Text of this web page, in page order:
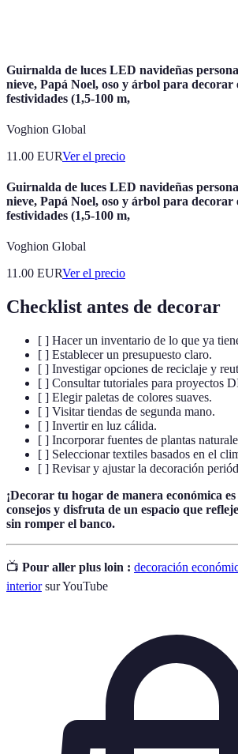
Guirnalda de luces LED navideñas
nieve, Papá Noel, oso y árbol para decorar
festividades (1,5-100 m,
Voghion Global
11.00 EURVer el precio
Guirnalda de luces LED navideñas
nieve, Papá Noel, oso y árbol para decorar
festividades (1,5-100 m,
Voghion Global
11.00 EURVer el precio
Checklist antes de decorar
[ ] Hacer un inventario de lo que ya
[ ] Establecer un presupuesto claro.
[ ] Investigar opciones de reciclaje y
[ ] Consultar tutoriales para proyectos
[ ] Elegir paletas de colores suaves.
[ ] Visitar tiendas de segunda mano.
[ ] Invertir en luz cálida.
[ ] Incorporar fuentes de plantas
[ ] Seleccionar textiles basados en el
[ ] Revisar y ajustar la decoración
¡Decorar tu hogar de manera económica
consejos y disfruta de un espacio que
sin romper el banco.
📺 Pour aller plus loin : decoración
interiorsur YouTube